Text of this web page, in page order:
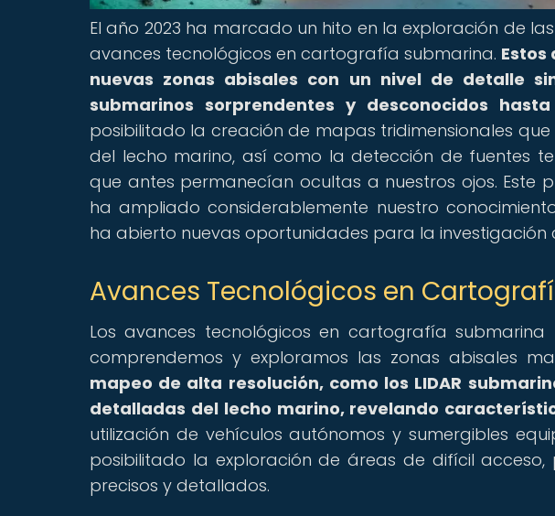
El año 2023 ha marcado un hito en la exploración de
avances tecnológicos en cartografía submarina.
nuevas zonas abisales con un nivel de detalle
submarinos sorprendentes y desconocidos
posibilitado la creación de mapas tridimensionales
del lecho marino, así como la detección de fuentes
que antes permanecían ocultas a nuestros ojos.
ha ampliado considerablemente nuestro
ha abierto nuevas oportunidades para la investigación
Avances Tecnológicos en
Los avances tecnológicos en cartografía
comprendemos y exploramos las zonas abisales
mapeo de alta resolución, como los LIDAR
detalladas del lecho marino, revelando
utilización de vehículos autónomos y sumergibles
posibilitado la exploración de áreas de difícil
precisos y detallados.